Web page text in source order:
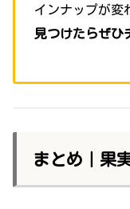
インナップが変
見つけたらぜひ
まとめ｜果